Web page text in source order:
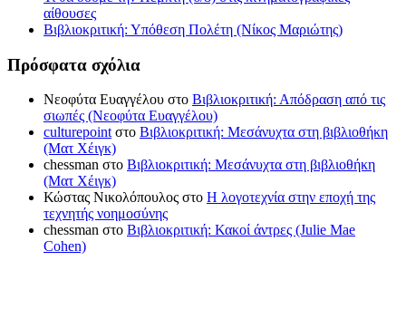
αίθουσες
Βιβλιοκριτική: Υπόθεση Πολέτη (Νίκος Μαριώτης)
Πρόσφατα σχόλια
Νεοφύτα Ευαγγέλου στο Βιβλιοκριτική: Απόδραση από τις
σιωπές (Νεοφύτα Ευαγγέλου)
culturepointστο Βιβλιοκριτική: Μεσάνυχτα στη βιβλιοθήκη
(Ματ Χέιγκ)
chessman στο Βιβλιοκριτική: Μεσάνυχτα στη βιβλιοθήκη
(Ματ Χέιγκ)
Κώστας Νικολόπουλος στο Η λογοτεχνία στην εποχή της
τεχνητής νοημοσύνης
chessman στο Βιβλιοκριτική: Κακοί άντρες (Julie Mae
Cohen)